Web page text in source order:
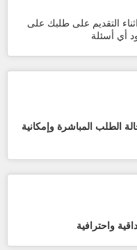
اثناء التقديم على طلبك على
أي أسئلة
الطلب المباشرة وإمكانية
واحترافية